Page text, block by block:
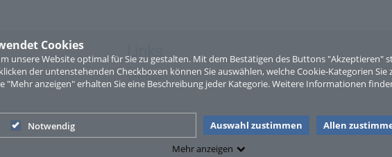
Cookies
unsere Website optimal für Sie zu gestalten. Mit dem Bestätigen des Buttons "Akzeptieren"
der untenstehenden Checkboxen können Sie auswählen, welche Cookie-Kategorien Sie
"Mehr anzeigen" erhalten Sie eine Beschreibung jeder Kategorie. Weitere Informationen
Notwendig Auswahl zustimmen
Allen
Mehr anzeigen
Links
Sitemap